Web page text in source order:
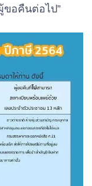
ฝาก
คืนเข้าบัญชีเงิน
ฝาก ธ.ก.ส. ของ
ผู้ขอคืนภาษี
อคืนต่อไป”